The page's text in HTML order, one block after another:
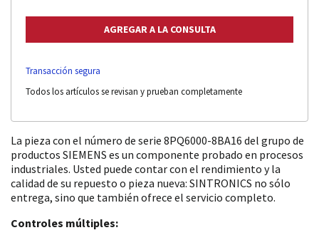
Transacción segura
Todos los artículos se revisan y prueban completamente
La pieza con el número de serie 8PQ6000-8BA16 del grupo de
productos SIEMENS es un componente probado en procesos
industriales. Usted puede contar con el rendimiento y la
calidad de su repuesto o pieza nueva: SINTRONICS no sólo
entrega, sino que también ofrece el servicio completo.
Controles múltiples: